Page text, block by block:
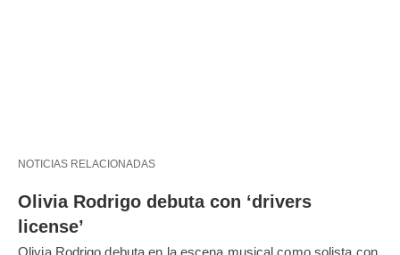
NOTICIAS RELACIONADAS
Olivia Rodrigo debuta con ‘drivers
license’
Olivia Rodrigo debuta en la escena musical como solista con